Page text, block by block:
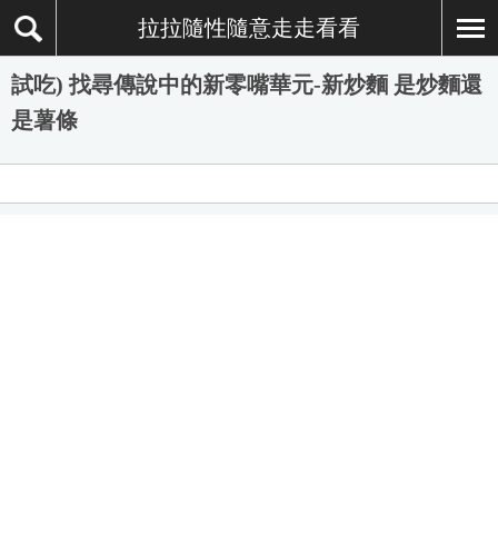
拉拉隨性隨意走走看看
試吃) 找尋傳說中的新零嘴華元-新炒麵 是炒麵還
是薯條